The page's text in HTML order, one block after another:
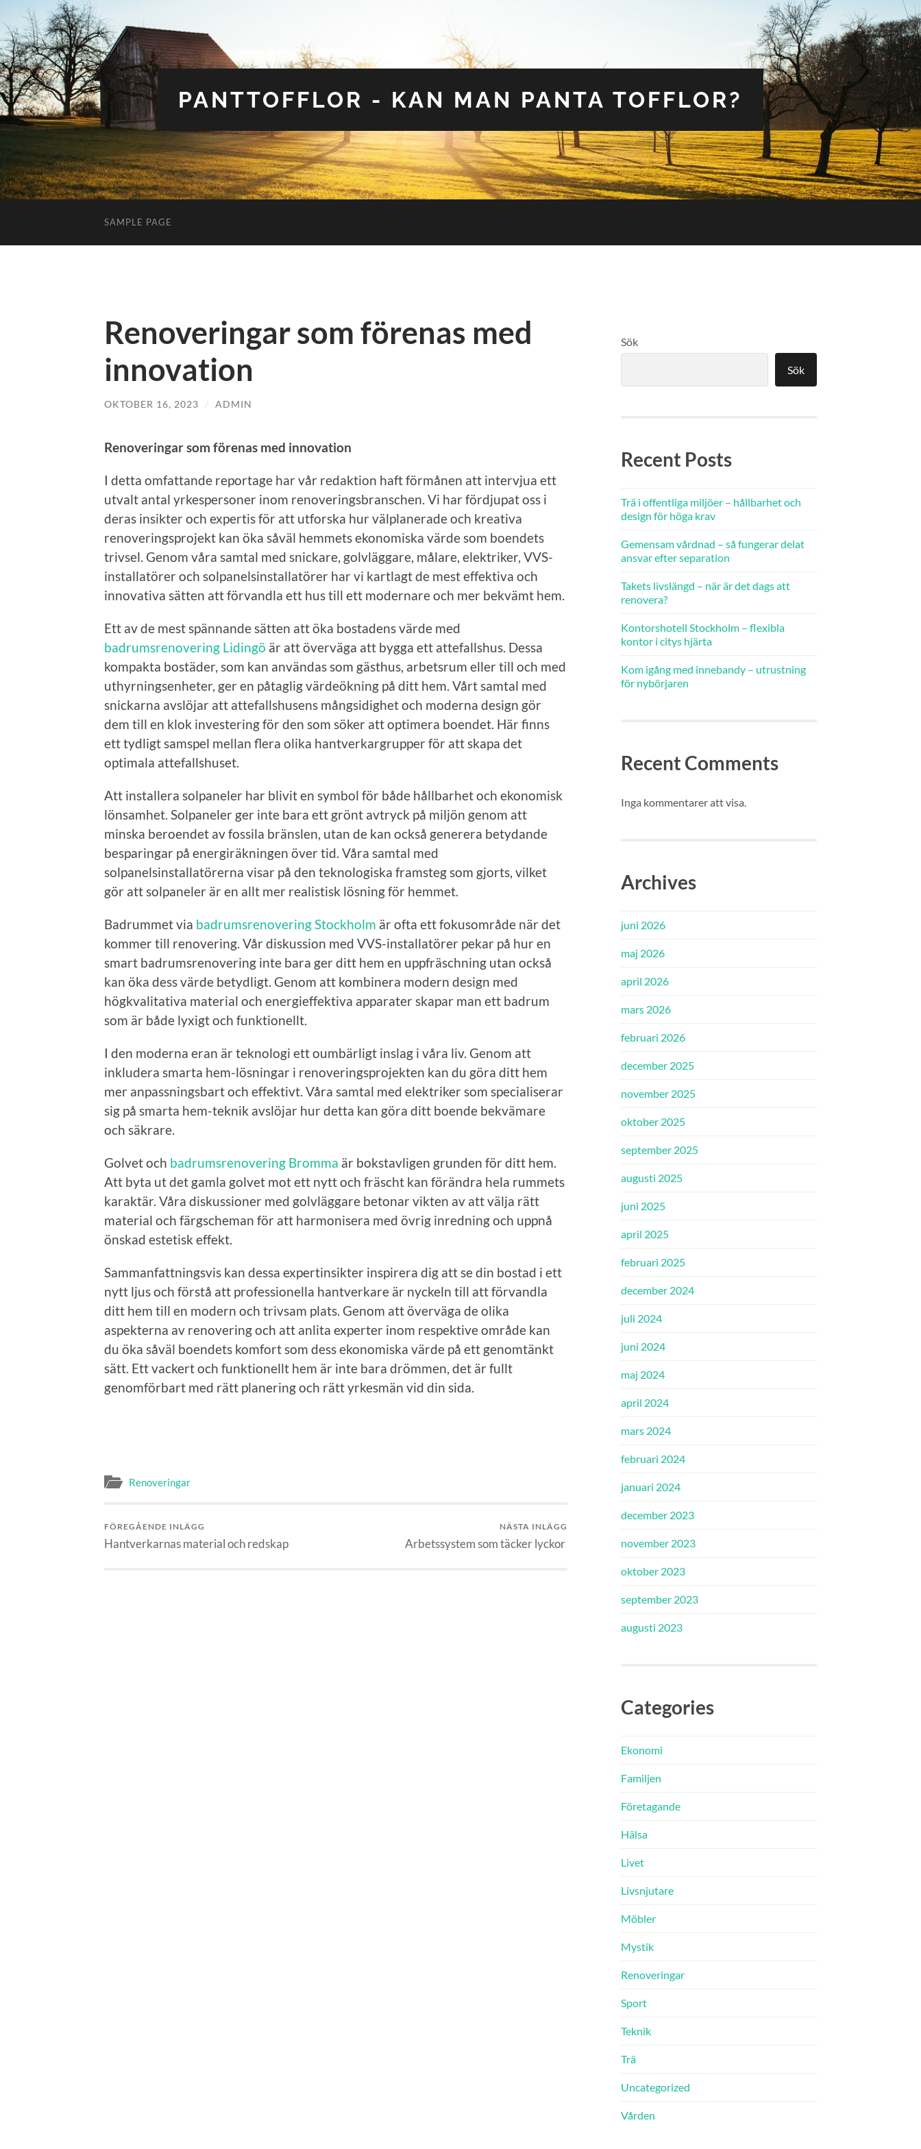
PANTTOFFLOR - KAN MAN PANTA TOFFLOR?
SAMPLE PAGE
Renoveringar som förenas med
innovation
OKTOBER 16, 2023 / ADMIN
Renoveringar som förenas med innovation
I detta omfattande reportage har vår redaktion haft förmånen att intervjua ett
utvalt antal yrkespersoner inom renoveringsbranschen. Vi har fördjupat oss i
deras insikter och expertis för att utforska hur välplanerade och kreativa
renoveringsprojekt kan öka såväl hemmets ekonomiska värde som boendets
trivsel. Genom våra samtal med snickare, golvläggare, målare, elektriker, VVS-
installatörer och solpanelsinstallatörer har vi kartlagt de mest effektiva och
innovativa sätten att förvandla ett hus till ett modernare och mer bekvämt hem.
Ett av de mest spännande sätten att öka bostadens värde med
badrumsrenovering Lidingö är att överväga att bygga ett attefallshus. Dessa
kompakta bostäder, som kan användas som gästhus, arbetsrum eller till och med
uthyrningsenheter, ger en påtaglig värdeökning på ditt hem. Vårt samtal med
snickarna avslöjar att attefallshusens mångsidighet och moderna design gör
dem till en klok investering för den som söker att optimera boendet. Här finns
ett tydligt samspel mellan flera olika hantverkargrupper för att skapa det
optimala attefallshuset.
Att installera solpaneler har blivit en symbol för både hållbarhet och ekonomisk
lönsamhet. Solpaneler ger inte bara ett grönt avtryck på miljön genom att
minska beroendet av fossila bränslen, utan de kan också generera betydande
besparingar på energiräkningen över tid. Våra samtal med
solpanelsinstallatörerna visar på den teknologiska framsteg som gjorts, vilket
gör att solpaneler är en allt mer realistisk lösning för hemmet.
Badrummet via badrumsrenovering Stockholm är ofta ett fokusområde när det
kommer till renovering. Vår diskussion med VVS-installatörer pekar på hur en
smart badrumsrenovering inte bara ger ditt hem en uppfräschning utan också
kan öka dess värde betydligt. Genom att kombinera modern design med
högkvalitativa material och energieffektiva apparater skapar man ett badrum
som är både lyxigt och funktionellt.
I den moderna eran är teknologi ett oumbärligt inslag i våra liv. Genom att
inkludera smarta hem-lösningar i renoveringsprojekten kan du göra ditt hem
mer anpassningsbart och effektivt. Våra samtal med elektriker som specialiserar
sig på smarta hem-teknik avslöjar hur detta kan göra ditt boende bekvämare
och säkrare.
Golvet och badrumsrenovering Bromma är bokstavligen grunden för ditt hem.
Att byta ut det gamla golvet mot ett nytt och fräscht kan förändra hela rummets
karaktär. Våra diskussioner med golvläggare betonar vikten av att välja rätt
material och färgscheman för att harmonisera med övrig inredning och uppnå
önskad estetisk effekt.
Sammanfattningsvis kan dessa expertinsikter inspirera dig att se din bostad i ett
nytt ljus och förstå att professionella hantverkare är nyckeln till att förvandla
ditt hem till en modern och trivsam plats. Genom att överväga de olika
aspekterna av renovering och att anlita experter inom respektive område kan
du öka såväl boendets komfort som dess ekonomiska värde på ett genomtänkt
sätt. Ett vackert och funktionellt hem är inte bara drömmen, det är fullt
genomförbart med rätt planering och rätt yrkesmän vid din sida.
Renoveringar
FÖREGÅENDE INLÄGG
Hantverkarnas material och redskap
NÄSTA INLÄGG
Arbetssystem som täcker lyckor
Sök
Sök
Recent Posts
Trä i offentliga miljöer – hållbarhet och
design för höga krav
Gemensam vårdnad – så fungerar delat
ansvar efter separation
Takets livslängd – när är det dags att
renovera?
Kontorshotell Stockholm – flexibla
kontor i citys hjärta
Kom igång med innebandy – utrustning
för nybörjaren
Recent Comments
Inga kommentarer att visa.
Archives
juni 2026
maj 2026
april 2026
mars 2026
februari 2026
december 2025
november 2025
oktober 2025
september 2025
augusti 2025
juni 2025
april 2025
februari 2025
december 2024
juli 2024
juni 2024
maj 2024
april 2024
mars 2024
februari 2024
januari 2024
december 2023
november 2023
oktober 2023
september 2023
augusti 2023
Categories
Ekonomi
Familjen
Företagande
Hälsa
Livet
Livsnjutare
Möbler
Mystik
Renoveringar
Sport
Teknik
Trä
Uncategorized
Vården